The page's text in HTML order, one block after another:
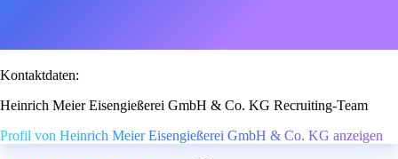
Kontaktdaten:
Heinrich Meier Eisengießerei GmbH & Co. KG Recruiting-Team
Profil von Heinrich Meier Eisengießerei GmbH & Co. KG anzeigen